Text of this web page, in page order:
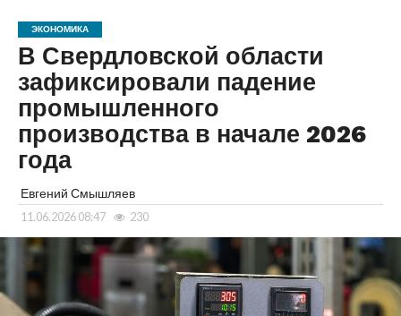
ЭКОНОМИКА
В Свердловской области
зафиксировали падение
промышленного
производства в начале 2026
года
Евгений Смышляев
11.06.2026 08:47 230